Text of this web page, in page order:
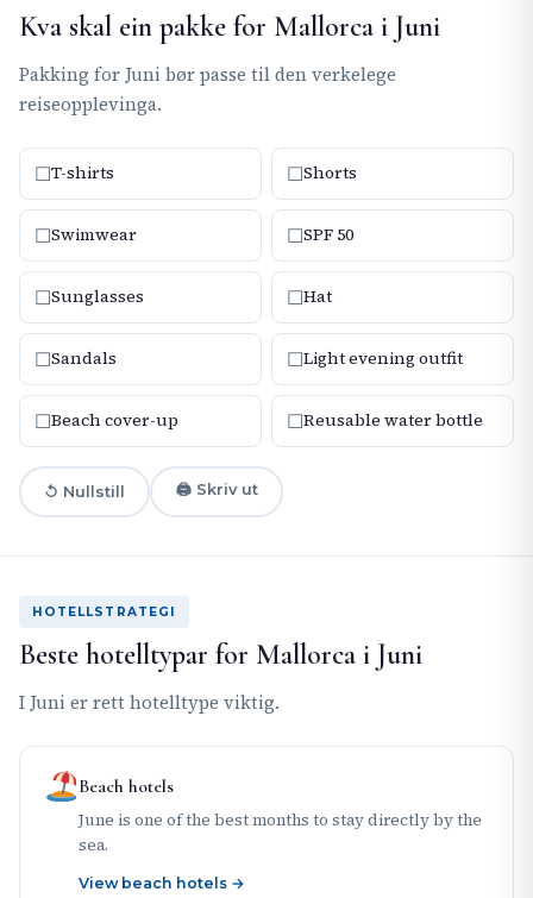
Kva skal ein pakke for Mallorca i Juni
Pakking for Juni bør passe til den verkelege
reiseopplevinga.
☐T-shirts ☐Shorts
☐Swimwear ☐SPF 50
☐Sunglasses ☐Hat
☐Sandals ☐Light evening outfit
☐Beach cover-up ☐Reusable water bottle
↺ Nullstill 🖨 Skriv ut
HOTELLSTRATEGI
Beste hotelltypar for Mallorca i Juni
I Juni er rett hotelltype viktig.
Beach hotels
June is one of the best months to stay directly by the
sea.
View beach hotels →